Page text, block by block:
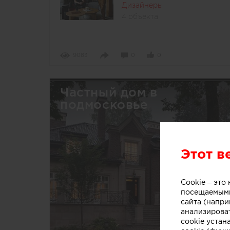
Дизайнеры
Частный дом в
подмосковье
Этот
Cookie –
сайта
cookie